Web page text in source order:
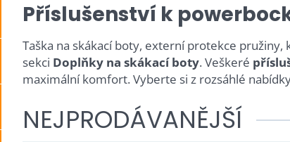
Příslušenství k
Taška na skákací boty, externí protekce
sekci Doplňky na skákací boty. Veškeré
maximální komfort. Vyberte si z rozsáhlé
NEJPRODÁVANĚJŠÍ